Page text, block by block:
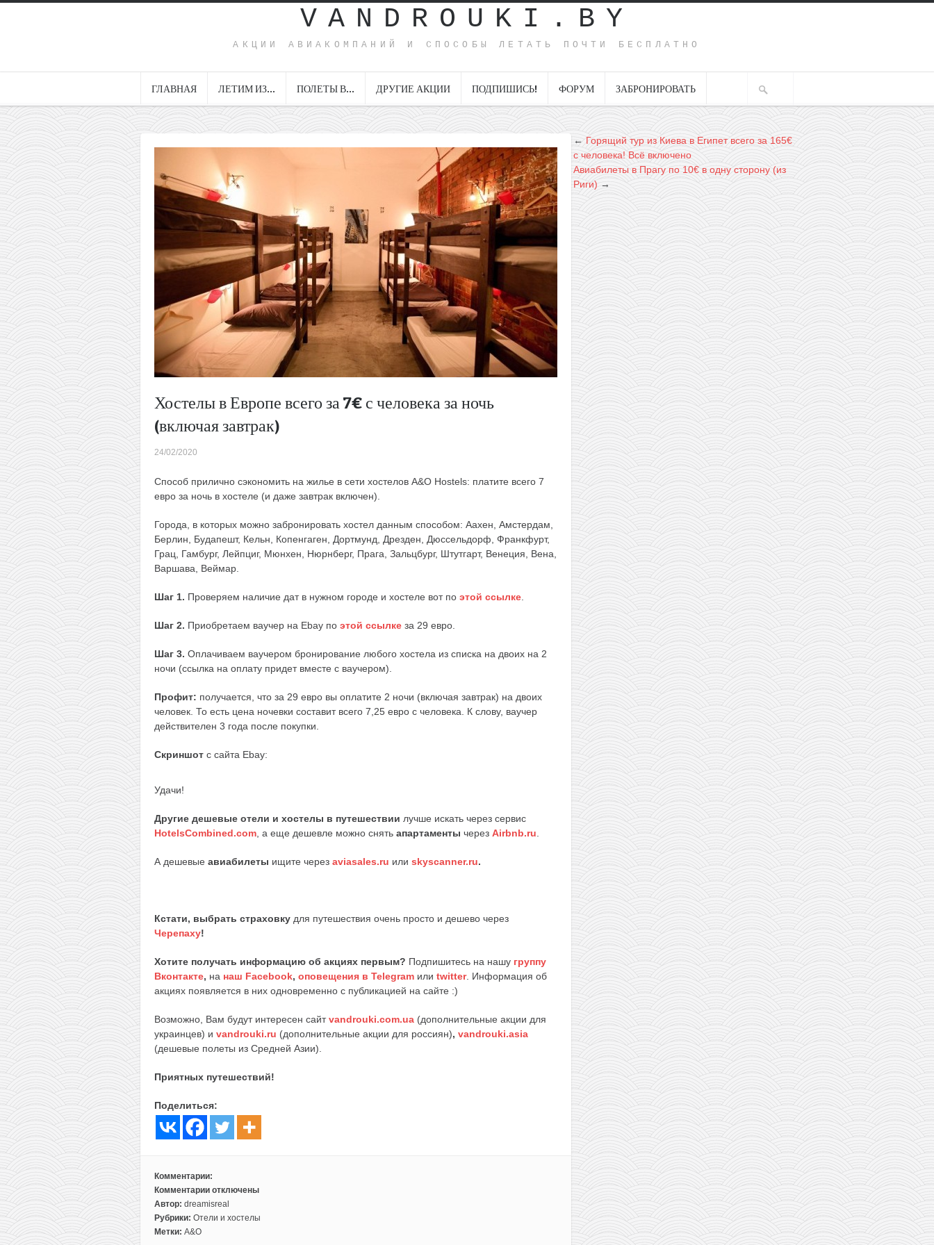
VANDROUKI.BY
АКЦИИ АВИАКОМПАНИЙ И СПОСОБЫ ЛЕТАТЬ ПОЧТИ БЕСПЛАТНО
ГЛАВНАЯ ЛЕТИМ ИЗ… ПОЛЕТЫ В… ДРУГИЕ АКЦИИ ПОДПИШИСЬ! ФОРУМ ЗАБРОНИРОВАТЬ
Хостелы в Европе всего за 7€ с человека за ночь
(включая завтрак)
24/02/2020
Способ прилично сэкономить на жилье в сети хостелов A&O Ноstels: платите всего 7
евро за ночь в хостеле (и даже завтрак включен).
Города, в которых можно забронировать хостел данным способом: Аахен, Амстердам,
Берлин, Будапешт, Кельн, Копенгаген, Дортмунд, Дрезден, Дюссельдорф, Франкфурт,
Грац, Гамбург, Лейпциг, Мюнхен, Нюрнберг, Прага, Зальцбург, Штутгарт, Венеция, Вена,
Варшава, Веймар.
Шаг 1. Проверяем наличие дат в нужном городе и хостеле вот по этой ссылке
Шаг 2. Приобретаем ваучер на Ebay по этой ccылке за 29 евро.
Шаг 3. Оплачиваем ваучером бронирование любого хостела из списка на двоих на 2
ночи (ссылка на оплату придет вместе с ваучером).
Профит: получается, что за 29 евро вы оплатите 2 ночи (включая завтрак) на двоих
человек. То есть цена ночевки составит всего 7,25 евро с человека. К слову, ваучер
действителен 3 года после покупки.
Скриншот с сайта Ebay:
Удачи!
Другие дешевые отели и хостелы в путешествии лучше искать через сервис
HotelsCombined.com , а еще дешевле можно снять апартаменты через Airbnb.ru
А дешевые авиабилеты ищите через aviasales.ru или skyscanner.ru.
Кстати, выбрать страховку для путешествия очень просто и дешево через
Черепаху!
Хотите получать информацию об акциях первым? Подпишитесь на нашу группу
Вконтакте, на наш Facebook, оповещения в Telegram или twitter. Информация об
акциях появляется в них одновременно с публикацией на сайте :)
Возможно, Вам будут интересен сайтvandrouki.com.ua (дополнительные акции для
украинцев) и vandrouki.ru (дополнительные акции для россиян), vandrouki.asia
(дешевые полеты из Средней Азии).
Приятных путешествий!
Поделиться:
Комментарии:
Комментарии
к
записи
Хостелы
отключены
Автор: dreamisreal
Рубрики: Отели и хостелы
Метки: A&O
←Горящий тур из Киева в Египет всего за 165€
с человека! Всё включено
Авиабилеты в Прагу по 10€ в одну сторону (из
Риги) →